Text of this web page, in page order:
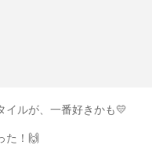
イルが、一番好きかも💛
た！🙌